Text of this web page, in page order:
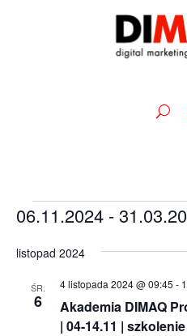
Wydarzenia
06.11.2024 -
datę.
listopad 2024
ŚR.
6
Akademia DIMAQ
| 04-14.11 |
4 listopada 2024 @ 09:45 -